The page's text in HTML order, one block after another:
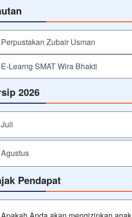
Perpustakan Zubair Usman
E-Learng SMAT Wira Bhakti
2026
Juli
Agustus
Pendapat